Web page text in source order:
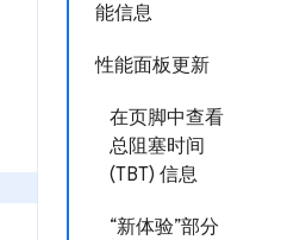
能信息
性能面板更新
在页脚中查看
总阻塞时间
(TBT) 信息
“新体验”部分